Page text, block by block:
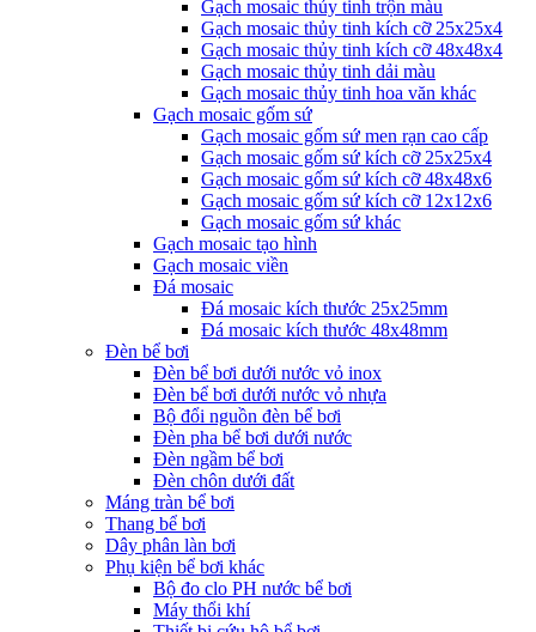
Gạch mosaic thủy tinh trộn màu
Gạch mosaic thủy tinh kích cỡ 25x25x4
Gạch mosaic thủy tinh kích cỡ 48x48x4
Gạch mosaic thủy tinh dải màu
Gạch mosaic thủy tinh hoa văn khác
Gạch mosaic gốm sứ
Gạch mosaic gốm sứ men rạn cao cấp
Gạch mosaic gốm sứ kích cỡ 25x25x4
Gạch mosaic gốm sứ kích cỡ 48x48x6
Gạch mosaic gốm sứ kích cỡ 12x12x6
Gạch mosaic gốm sứ khác
Gạch mosaic tạo hình
Gạch mosaic viền
Đá mosaic
Đá mosaic kích thước 25x25mm
Đá mosaic kích thước 48x48mm
Đèn bể bơi
Đèn bể bơi dưới nước vỏ inox
Đèn bể bơi dưới nước vỏ nhựa
Bộ đổi nguồn đèn bể bơi
Đèn pha bể bơi dưới nước
Đèn ngầm bể bơi
Đèn chôn dưới đất
Máng tràn bể bơi
Thang bể bơi
Dây phân làn bơi
Phụ kiện bể bơi khác
Bộ đo clo PH nước bể bơi
Máy thổi khí